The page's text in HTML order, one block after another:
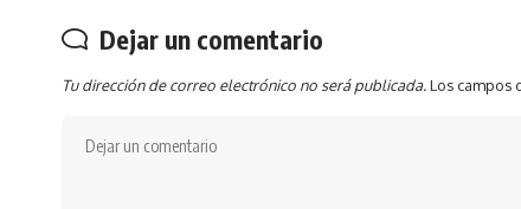
Dejar un comentario
Tu dirección de correo electrónico no será publicada.Los campos